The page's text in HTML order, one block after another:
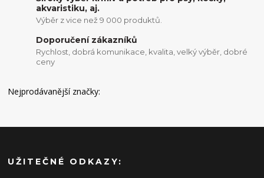
akvaristiku, aj.
Výběr z vice než 9 000 produktů.
Doporučení zákazníků
Rychlost, dobrá komunikace, kvalita, velký výběr, dobré
ceny
Nejprodávanější značky:
UŽITEČNÉ ODKAZY: